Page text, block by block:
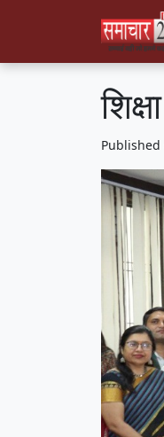
Published